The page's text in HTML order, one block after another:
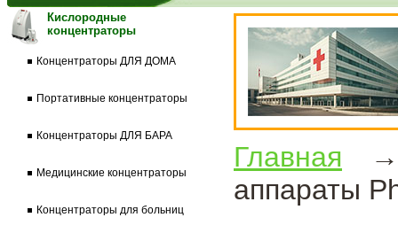
Кислородные
концентраторы
Концентраторы ДЛЯ ДОМА
Портативные концентраторы
Концентраторы ДЛЯ БАРА
Медицинские концентраторы
Концентраторы для больниц
Главная
аппараты